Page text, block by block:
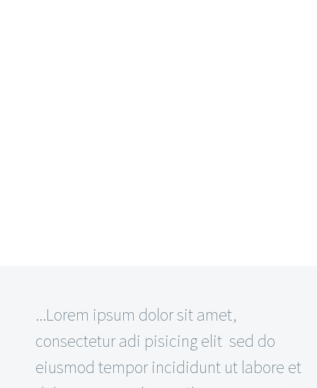
...Lorem ipsum dolor sit amet,
consectetur adi pisicing elit sed do
eiusmod tempor incididunt ut labore et